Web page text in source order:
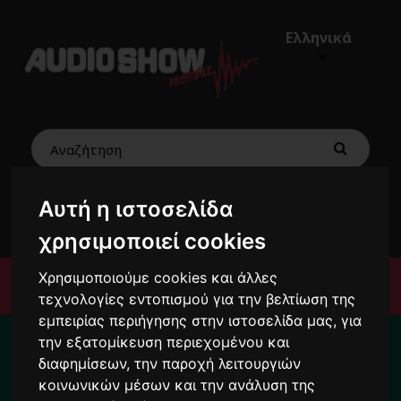
Αυτή η ιστοσελίδα
χρησιμοποιεί cookies
Χρησιμοποιούμε cookies και άλλες
τεχνολογίες εντοπισμού για την βελτίωση της
εμπειρίας περιήγησης στην ιστοσελίδα μας, για
την εξατομίκευση περιεχομένου και
διαφημίσεων, την παροχή λειτουργιών
κοινωνικών μέσων και την ανάλυση της
Ελληνικά
0
Μενού
Για το διάστημα από 10/8 ως 24/8 οι
παραγγελίες σας ενδέχεται να
καθυστερήσουν !